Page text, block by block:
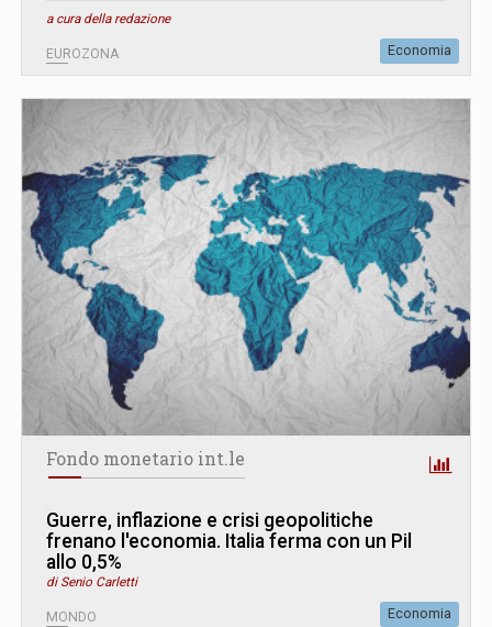
a cura della redazione
EUROZONA Economia
Fondo monetario int.le
Guerre, inflazione e crisi geopolitiche
frenano l'economia. Italia ferma con un Pil
allo 0,5%
di Senio Carletti
MONDO Economia